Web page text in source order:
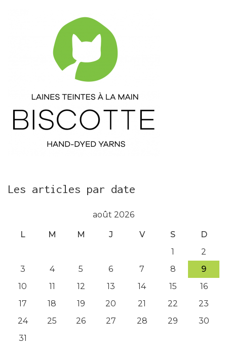
Les articles par date
août 2026
L M M J V S
D
1
2
3
4 5 6 7 8
9
10
11 12 13 14 15
16
17
18 19 20 21 22
23
24
25 26 27 28 29
30
31